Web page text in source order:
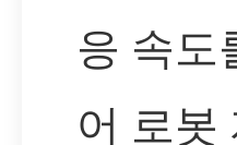
응 속도
어 로봇